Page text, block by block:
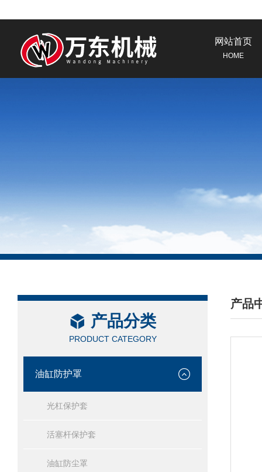
网站首页
HOME
产品分类
PRODUCT CATEGORY
油缸防护罩
光杠保护套
活塞杆保护套
油缸防尘罩
产品
/